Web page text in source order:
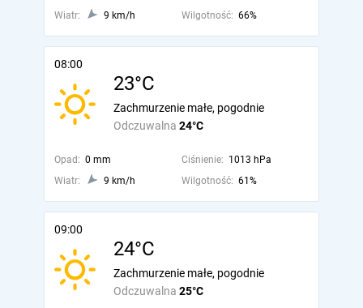
Wiatr: 9 km/h Wilgotność: 66%
08:00
23°C
Odczuwalna 24°C
Zachmurzenie małe, pogodnie
Opad: 0 mm Ciśnienie: 1013 hPa
Wiatr:
9 km/h Wilgotność: 61%
09:00
24°C
Odczuwalna 25°C
Zachmurzenie małe, pogodnie